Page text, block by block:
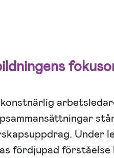
Under
fördjupad